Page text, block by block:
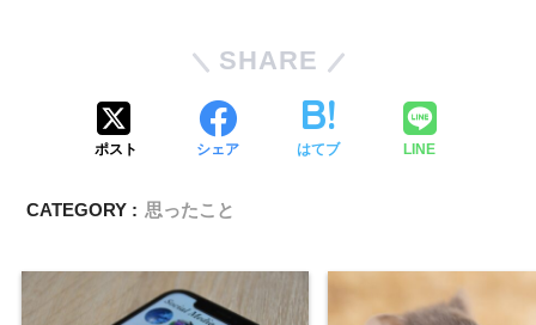
SHARE
ポスト シェア はてブ LINE
CATEGORY : 思ったこと